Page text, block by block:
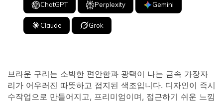
ChatGPT Perplexity Gemini
Claude Grok
브라운 구리는 소박한 편안함과 광택이 나는 금속 가장자
리가 어우러진 따뜻하고 접지된 색조입니다. 디자인이 즉시
수작업으로 만들어지고, 프리미엄이며, 접근하기 쉬운 느낌